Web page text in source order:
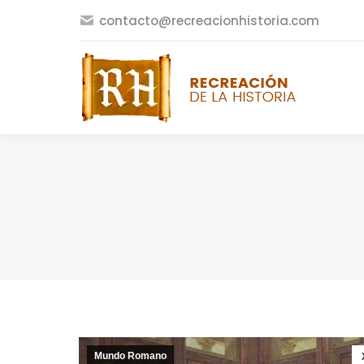
contacto@recreacionhistoria.com
Mundo Romano